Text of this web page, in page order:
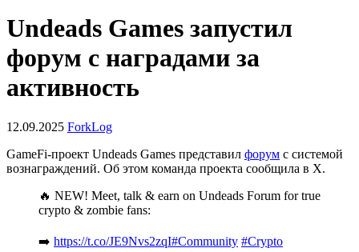
Undeads Games запустил
форум с наградами за
активность
12.09.2025 ForkLog
GameFi-проект Undeads Games представил форум с системой
вознаграждений. Об этом команда проекта сообщила в X.
🔥 NEW! Meet, talk & earn on Undeads Forum for true
crypto & zombie fans:
➡️ https://t.co/JE9Nvs2zqI#Community #Crypto